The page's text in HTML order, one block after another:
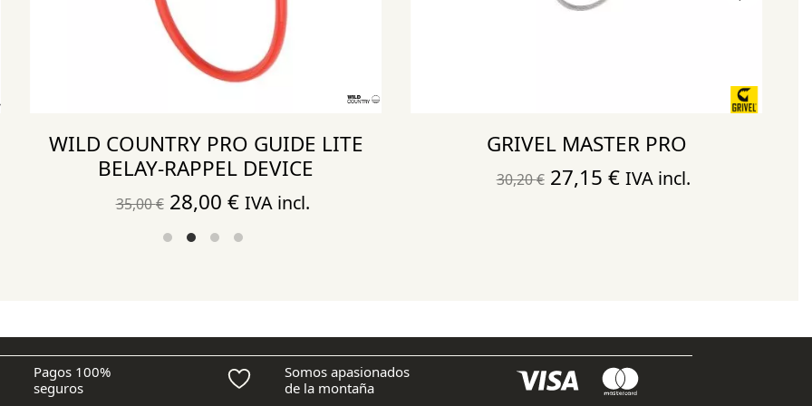
WILD COUNTRY PRO GUIDE LITE
BELAY-RAPPEL DEVICE
35,00€ El
precio
28,00 €El
precio
IVA incl.
GRIVEL MASTER PRO
30,20€ El
27,15 €El
IVA incl.
Pagos 100%
seguros
Somos apasionados
de la montaña